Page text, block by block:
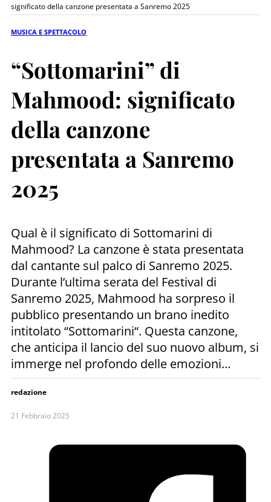
significato della canzone presentata a Sanremo 2025
MUSICA E SPETTACOLO
“Sottomarini” di
Mahmood: significato
della canzone
presentata a Sanremo
2025
Qual è il significato di Sottomarini di
Mahmood? La canzone è stata presentata
dal cantante sul palco di Sanremo 2025.
Durante l’ultima serata del Festival di
Sanremo 2025, Mahmood ha sorpreso il
pubblico presentando un brano inedito
intitolato “Sottomarini“. Questa canzone,
che anticipa il lancio del suo nuovo album, si
immerge nel profondo delle emozioni…
redazione
21 Febbraio 2025